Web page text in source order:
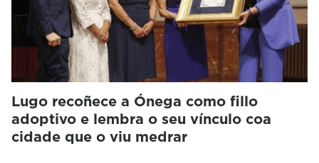
Lugo recoñece a Ónega como fillo
adoptivo e lembra o seu vínculo coa
cidade que o viu medrar